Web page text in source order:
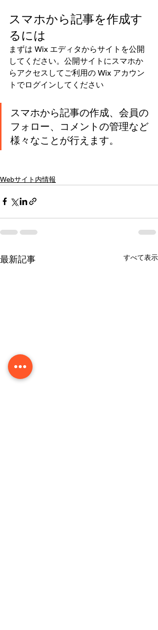
スマホから記事を作成す
るには
まずは Wix エディタからサイトを公開
してください。公開サイトにスマホか
らアクセスしてご利用の Wix アカウン
トでログインしてください
スマホから記事の作成、会員の
フォロー、コメントの管理など
様々なことが行えます。
Webサイト内情報
最新記事 すべて表示